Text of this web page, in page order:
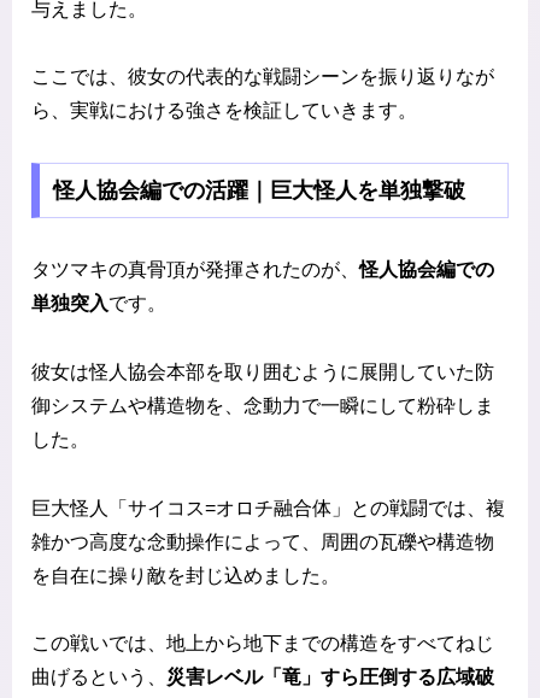
与えました。
ここでは、彼女の代表的な戦闘シーンを振り返りなが
ら、実戦における強さを検証していきます。
怪人協会編での活躍｜巨大怪人を単独撃破
タツマキの真骨頂が発揮されたのが、怪人協会編での
単独突入です。
彼女は怪人協会本部を取り囲むように展開していた防
御システムや構造物を、念動力で一瞬にして粉砕しま
した。
巨大怪人「サイコス=オロチ融合体」との戦闘では、複
雑かつ高度な念動操作によって、周囲の瓦礫や構造物
を自在に操り敵を封じ込めました。
この戦いでは、地上から地下までの構造をすべてねじ
曲げるという、 災害レベル「竜」すら圧倒する広域破